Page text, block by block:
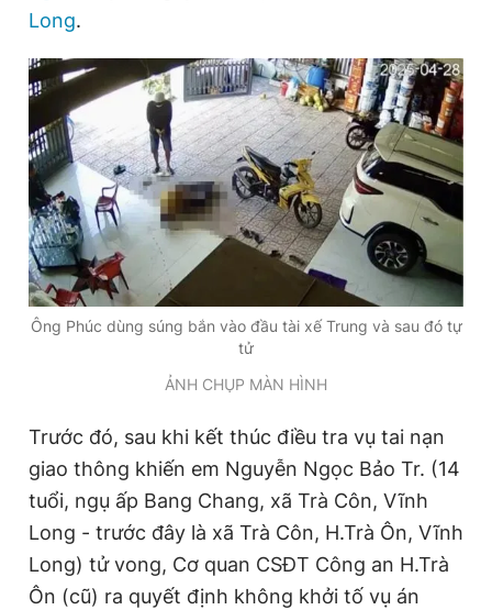
Đọc Thanh Niên trên điện thoại
Theo dõi báo trên
Hotline
0906 645 777
Liên hệ quảng cáo
Quảng cáo Tòa soạn
Phó tổng biên tập thường trực: Hải Thành
Phó tổng biên tập: Lâm Hiếu Dũng
Phó tổng biên tập: Trần Việt Hưng
Tổng thư ký tòa soạn: Đức Trung
Giấy phép xuất bản số 110/GP - BTTTT cấp ngày 24.3.2020
chép dưới mọi hình thức nếu không có sự chấp thuận bằng văn
bản. Phát triển bởi ePi Technologies, JSC.
Long.
Ông Phúc dùng súng bắn vào đầu tài xế Trung và sau đó tự
tử
ẢNH CHỤP MÀN HÌNH
Trước đó, sau khi kết thúc điều tra vụ tai nạn
giao thông khiến em Nguyễn Ngọc Bảo Tr. (14
tuổi, ngụ ấp Bang Chang, xã Trà Côn, Vĩnh
Long - trước đây là xã Trà Côn, H.Trà Ôn, Vĩnh
Long) tử vong, Cơ quan CSĐT Công an H.Trà
Ôn (cũ) ra quyết định không khởi tố vụ án